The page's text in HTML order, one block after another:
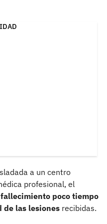
a un centro
profesional, el
poco tiempo
de las lesiones recibidas.